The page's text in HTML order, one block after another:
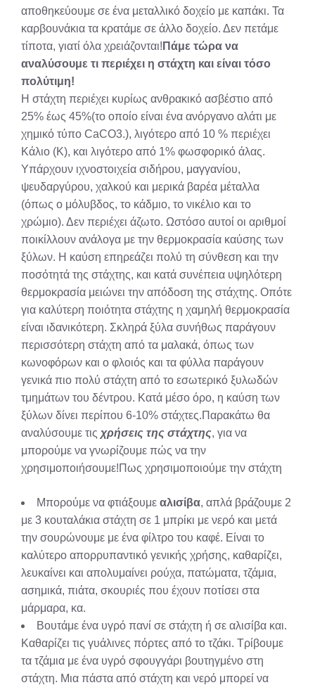
αποθηκεύουμε σε ένα μεταλλικό δοχείο με καπάκι. Τα
καρβουνάκια τα κρατάμε σε άλλο δοχείο. Δεν πετάμε
τίποτα, γιατί όλα χρειάζονται! Πάμε τώρα να
αναλύσουμε τι περιέχει η στάχτη και είναι τόσο
πολύτιμη!
Η στάχτη περιέχει κυρίως ανθρακικό ασβέστιο από
25% έως 45%(το οποίο είναι ένα ανόργανο αλάτι με
χημικό τύπο CaCO3.), λιγότερο από 10 % περιέχει
Κάλιο (Κ), και λιγότερο από 1% φωσφορικό άλας.
Υπάρχουν ιχνοστοιχεία σιδήρου, μαγγανίου,
ψευδαργύρου, χαλκού και μερικά βαρέα μέταλλα
(όπως ο μόλυβδος, το κάδμιο, το νικέλιο και το
χρώμιο). Δεν περιέχει άζωτο. Ωστόσο αυτοί οι αριθμοί
ποικίλλουν ανάλογα με την θερμοκρασία καύσης των
ξύλων. Η καύση επηρεάζει πολύ τη σύνθεση και την
ποσότητά της στάχτης, και κατά συνέπεια υψηλότερη
θερμοκρασία μειώνει την απόδοση της στάχτης. Οπότε
για καλύτερη ποιότητα στάχτης η χαμηλή θερμοκρασία
είναι ιδανικότερη. Σκληρά ξύλα συνήθως παράγουν
περισσότερη στάχτη από τα μαλακά, όπως των
κωνοφόρων και ο φλοιός και τα φύλλα παράγουν
γενικά πιο πολύ στάχτη από το εσωτερικό ξυλωδών
τμημάτων του δέντρου. Κατά μέσο όρο, η καύση των
ξύλων δίνει περίπου 6-10% στάχτες.Παρακάτω θα
αναλύσουμε τις χρήσεις της στάχτης, για να
μπορούμε να γνωρίζουμε πώς να την
χρησιμοποιήσουμε!Πως χρησιμοποιούμε την στάχτη
Μπορούμε να φτιάξουμε αλισίβα, απλά βράζουμε 2
με 3 κουταλάκια στάχτη σε 1 μπρίκι με νερό και μετά
την σουρώνουμε με ένα φίλτρο του καφέ. Είναι το
καλύτερο απορρυπαντικό γενικής χρήσης, καθαρίζει,
λευκαίνει και απολυμαίνει ρούχα, πατώματα, τζάμια,
ασημικά, πιάτα, σκουριές που έχουν ποτίσει στα
μάρμαρα, κα.
Βουτάμε ένα υγρό πανί σε στάχτη ή σε αλισίβα και.
Καθαρίζει τις γυάλινες πόρτες από το τζάκι. Τρίβουμε
τα τζάμια με ένα υγρό σφουγγάρι βουτηγμένο στη
στάχτη. Μια πάστα από στάχτη και νερό μπορεί να